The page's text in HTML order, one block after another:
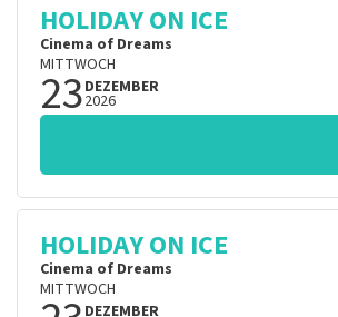
HOLIDAY ON ICE
Cinema of Dreams
MITTWOCH
23DEZEMBER
2026
HOLIDAY ON ICE
Cinema of Dreams
MITTWOCH
DEZEMBER